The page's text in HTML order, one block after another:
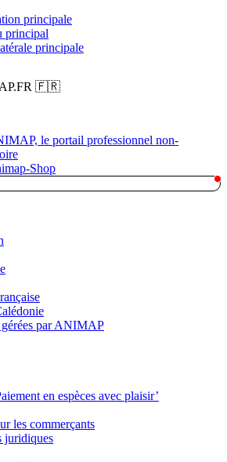
principale
principal
principale
🇫🇷
le portail professionnel non-
Shop
gérées par ANIMAP
en espèces avec plaisir’
les commerçants
juridiques